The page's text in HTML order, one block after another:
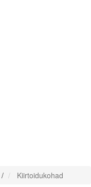
/ Kiirtoidukohad